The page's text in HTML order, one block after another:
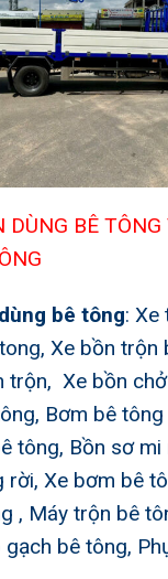
DÙNG BÊ
bê tông: Xe
Xe bồn trộn
trộn, Xe bồn
Bơm bê
tông, Bồn sơ
rời, Xe bơm bê
, Máy trộn bê
gạch bê tông,